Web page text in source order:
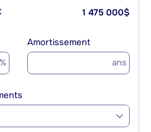
1 475 000$
%
Amortissement
ans